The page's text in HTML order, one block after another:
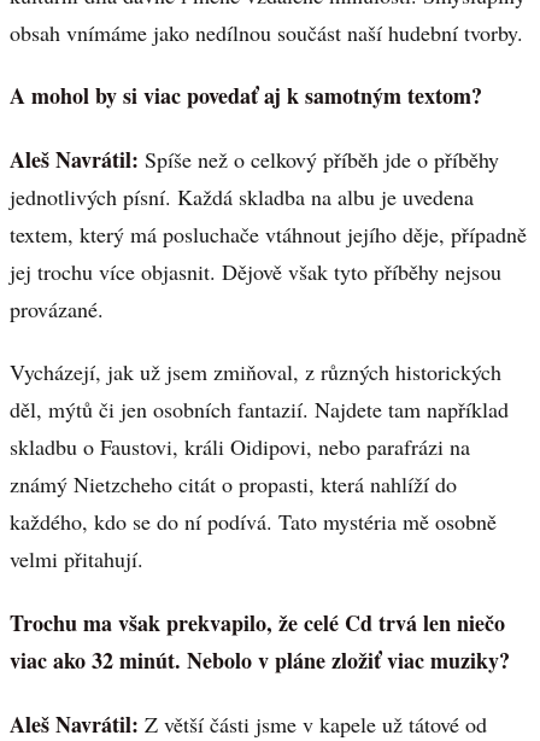
obsah vnímáme jako nedílnou součást naší hudební tvorby.
A mohol by si viac povedať aj k samotným textom?
Aleš Navrátil: Spíše než o celkový příběh jde o příběhy
jednotlivých písní. Každá skladba na albu je uvedena
textem, který má posluchače vtáhnout jejího děje, případně
jej trochu více objasnit. Dějově však tyto příběhy nejsou
provázané.
Vycházejí, jak už jsem zmiňoval, z různých historických
děl, mýtů či jen osobních fantazií. Najdete tam například
skladbu o Faustovi, králi Oidipovi, nebo parafrázi na
známý Nietzcheho citát o propasti, která nahlíží do
každého, kdo se do ní podívá. Tato mystéria mě osobně
velmi přitahují.
Trochu ma však prekvapilo, že celé Cd trvá len niečo
viac ako 32 minút. Nebolo v pláne zložiť viac muziky?
Aleš Navrátil: Z větší části jsme v kapele už tátové od